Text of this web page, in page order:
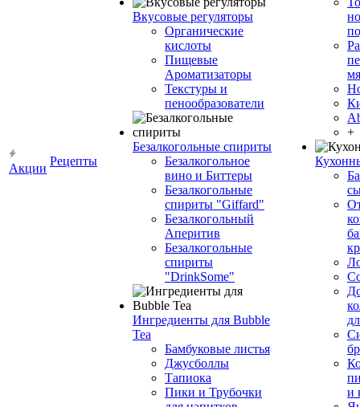
Акции
Рецепты
Вкусовые регуляторы
Органические
кислоты
Пищевые
Ароматизаторы
Текстуры и
пенообразователи
Безалкогольные спириты
Безалкогольное
вино и Биттеры
Безалкогольные
спириты "Giffard"
Безалкогольный
Аперитив
Безалкогольные
спириты
"DrinkSome"
Ингредиенты для Bubble
Tea
Бамбуковые листья
Джусболлы
Тапиока
Пики и Трубочки
+
и